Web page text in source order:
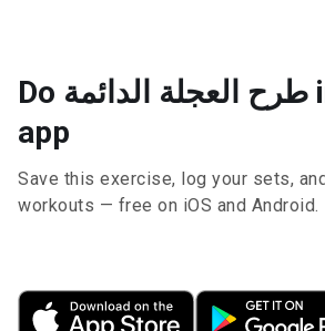
Do طرح العجلة الدائمة in the Lyfta
app
Save this exercise, log your sets,
workouts — free on iOS and Android.